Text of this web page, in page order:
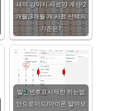
새끼 강아지 사료양 계산!2
개월,3개월 개 사료 선택의
기준은?
발신번호표시제한 하는법
안드로이드/아이폰 알아보